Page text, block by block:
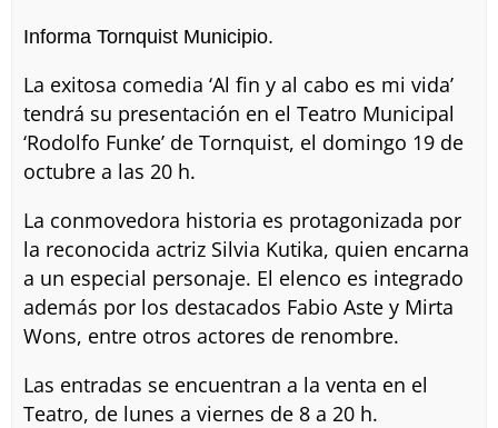
Informa Tornquist Municipio.
La exitosa comedia ‘Al fin y al cabo es mi vida’
tendrá su presentación en el Teatro Municipal
‘Rodolfo Funke’ de Tornquist, el domingo 19 de
octubre a las 20 h.
La conmovedora historia es protagonizada por
la reconocida actriz Silvia Kutika, quien encarna
a un especial personaje. El elenco es integrado
además por los destacados Fabio Aste y Mirta
Wons, entre otros actores de renombre.
Las entradas se encuentran a la venta en el
Teatro, de lunes a viernes de 8 a 20 h.